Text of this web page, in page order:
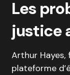
Les
justice
Arthur Hayes,
plateforme